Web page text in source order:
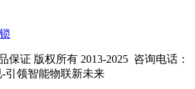
保证 版权所有 2013-2025 咨询电话：
引领智能物联新未来